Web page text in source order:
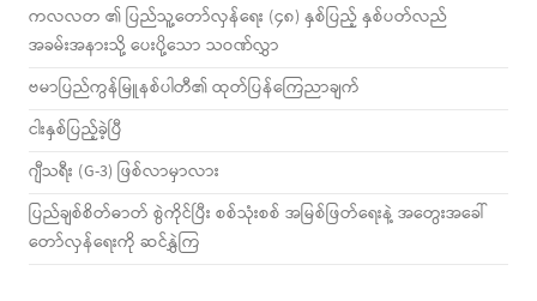
ကလလတ ၏ ပြည်သူ့တော်လှန်ရေး (၄၈) နှစ်ပြည့် နှစ်ပတ်လည်
အခမ်းအနားသို့ ပေးပို့သော သဝဏ်လွှာ
ဗမာပြည်ကွန်မြူနစ်ပါတီ၏ ထုတ်ပြန်ကြေညာချက်
ငါးနှစ်ပြည့်ခဲ့ပြီ
ဂျီသရီး (G-3) ဖြစ်လာမှာလား
ပြည်ချစ်စိတ်ဓာတ် စွဲကိုင်ပြီး စစ်သုံးစစ် အမြစ်ဖြတ်ရေးနဲ့ အတွေးအခေါ်
တော်လှန်ရေးကို ဆင်နွှဲကြ